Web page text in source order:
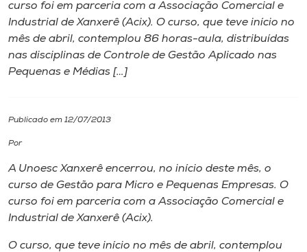
Internacionalização
I.nova
Diplomados
CPA
Biblioteca
curso foi em parceria com a Associação Comercial e
Industrial de Xanxerê (Acix). O curso, que teve início no
mês de abril, contemplou 86 horas-aula, distribuídas
nas disciplinas de Controle de Gestão Aplicado nas
Pequenas e Médias […]
Publicado em 12/07/2013
Por
A Unoesc Xanxerê encerrou, no início deste mês, o
curso de Gestão para Micro e Pequenas Empresas. O
curso foi em parceria com a Associação Comercial e
Industrial de Xanxerê (Acix).
O curso, que teve início no mês de abril, contemplou